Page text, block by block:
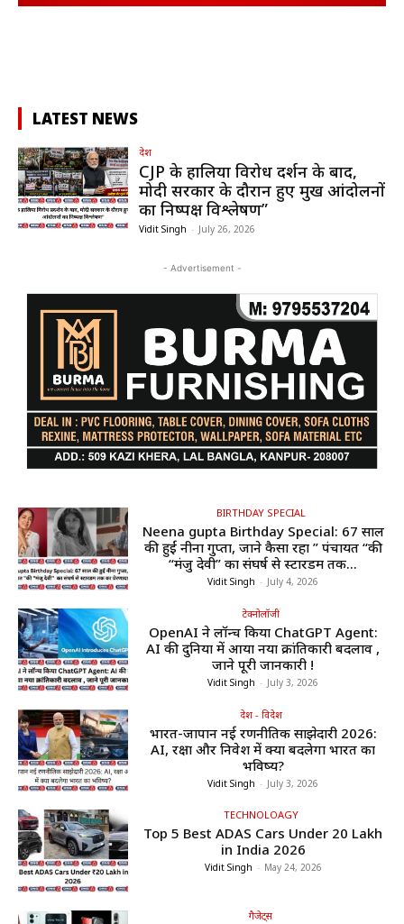
LATEST NEWS
देश
CJP के हालिया विरोध प्रदर्शन के बाद,
मोदी सरकार के दौरान हुए प्रमुख आंदोलनों
का निष्पक्ष विश्लेषण”
Vidit Singh - July 26, 2026
- Advertisement -
BIRTHDAY SPECIAL
Neena gupta Birthday Special: 67 साल
की हुईं नीना गुप्ता, जाने कैसा रहा ” पंचायत “की
“मंजु देवी” का संघर्ष से स्टारडम तक...
Vidit Singh - July 4, 2026
टेक्नोलॉजी
OpenAI ने लॉन्च किया ChatGPT Agent:
AI की दुनिया में आया नया क्रांतिकारी बदलाव ,
जाने पूरी जानकारी !
Vidit Singh - July 3, 2026
देश - विदेश
भारत-जापान नई रणनीतिक साझेदारी 2026:
AI, रक्षा और निवेश में क्या बदलेगा भारत का
भविष्य?
Vidit Singh - July 3, 2026
TECHNOLOAGY
Top 5 Best ADAS Cars Under ₹20 Lakh
in India 2026
Vidit Singh - May 24, 2026
गैजेट्स